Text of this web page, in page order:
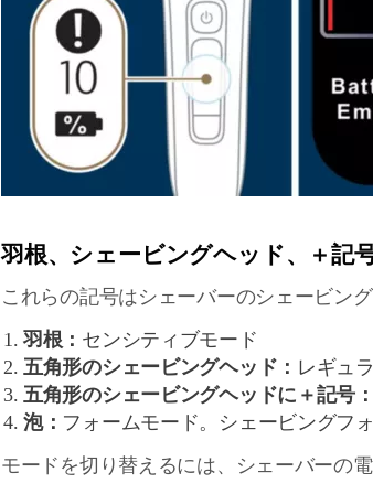
羽根、シェービングヘッド、＋記
これらの記号はシェーバーのシェービン
羽根： センシティブモード
五角形のシェービングヘッド： レギュ
五角形のシェービングヘッドに＋記号：
泡： フォームモード。シェービングフ
モードを切り替えるには、シェーバーの